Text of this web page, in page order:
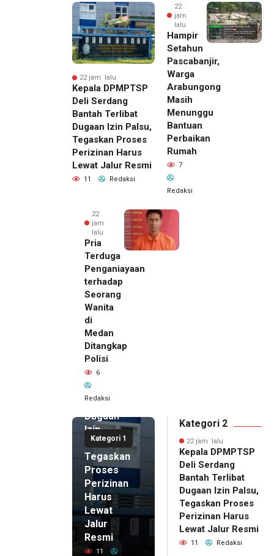
22 jam lalu
Kepala DPMPTSP
Deli Serdang
Bantah Terlibat
Dugaan Izin Palsu,
Tegaskan Proses
Perizinan Harus
Lewat Jalur Resmi
11 Redaksi
22
jam
lalu
Hampir
Setahun
Pascabanjir,
Warga
Arabungong
Masih
Menunggu
Bantuan
Perbaikan
Rumah
7
Redaksi
22
jam
lalu
Pria
Terduga
Penganiayaan
terhadap
Seorang
Wanita
di
Medan
Ditangkap
Polisi
6
Redaksi
Kategori 1
22 jam lalu
Kepala
DPMPTSP
Deli
Serdang
Bantah
Terlibat
Dugaan
Izin
Palsu,
Tegaskan
Proses
Perizinan
Harus
Lewat
Jalur
Resmi
11
Kategori 2
22 jam lalu
Kepala DPMPTSP
Deli Serdang
Bantah Terlibat
Dugaan Izin Palsu,
Tegaskan Proses
Perizinan Harus
Lewat Jalur Resmi
11 Redaksi